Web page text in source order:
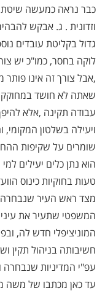
כבר נראה כמעשה שיטתי
וזדונית . ג. אבקש
גדול בקליטת עובדים
לוקה בחסר, כמו"כ יש
,אבל צורך זה אינו
שאתה לא חושד
עבודה תקינה ,אלא
ויעילה בשלטון
שומרים על שקיפות
הוא נתן כלים יעילים
טעות בחוקיות כינוס
מצד ראש העיר
המשפטי שתעיר את
המוניציפלי חדש לה,
חשיבותה בניהול תקין
עפ"י המדיניות
עד כאן מכתבו של משה